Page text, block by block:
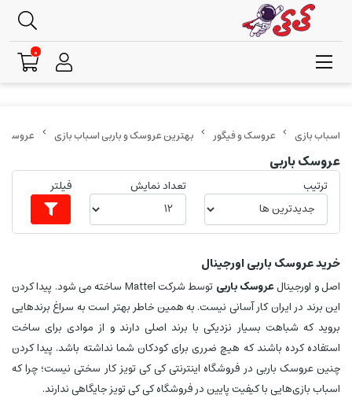
عروسک و فیگور بهترین عروسک و باربی اسباب بازی عروسک
عروسک باربی
ترتیب تعداد نمایش فیلتر
خرید عروسک باربی اورجینال
اصل و اورجینالعروسک باربی
توسط شرکت Mattel ساخته می شود. پیدا کردن
این برند در ایران کار آسانی نیست. به همین خاطر بهتر است به سراغ برندهایی
بروید که شباهت بسیار نزدیکی با برند اصلی دارند و از موادی برای ساخت
استفاده کرده باشند که هیچ ضرری برای کودکان شما نداشته باشد. پیدا کردن
چنین عروسک باربی در فروشگاه اینترنتی کی کی تویز کار سختی نیست؛ چرا که
اسباب بازی‌هایی با کیفیت پایین در فروشگاه کی کی تویز جایگاهی ندارند.
0